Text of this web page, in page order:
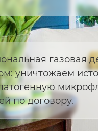
газовая
уничтожаем
по договору.